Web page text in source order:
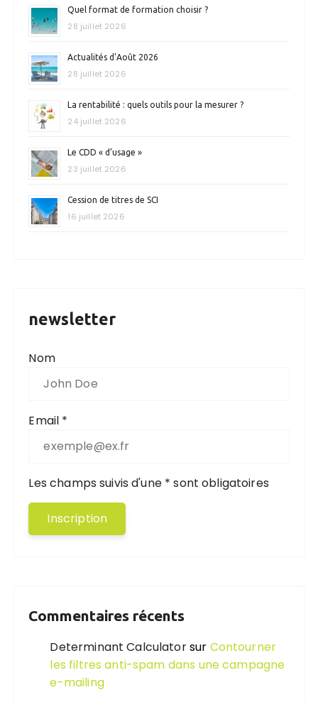
Quel format de formation choisir ?
28 juillet 2026
Actualités d’Août 2026
28 juillet 2026
La rentabilité : quels outils pour la mesurer ?
24 juillet 2026
Le CDD « d’usage »
23 juillet 2026
Cession de titres de SCI
16 juillet 2026
newsletter
Nom
Email *
Les champs suivis d'une * sont obligatoires
Commentaires récents
Determinant Calculatorsur Contourner
les filtres anti-spam dans une campagne
e-mailing